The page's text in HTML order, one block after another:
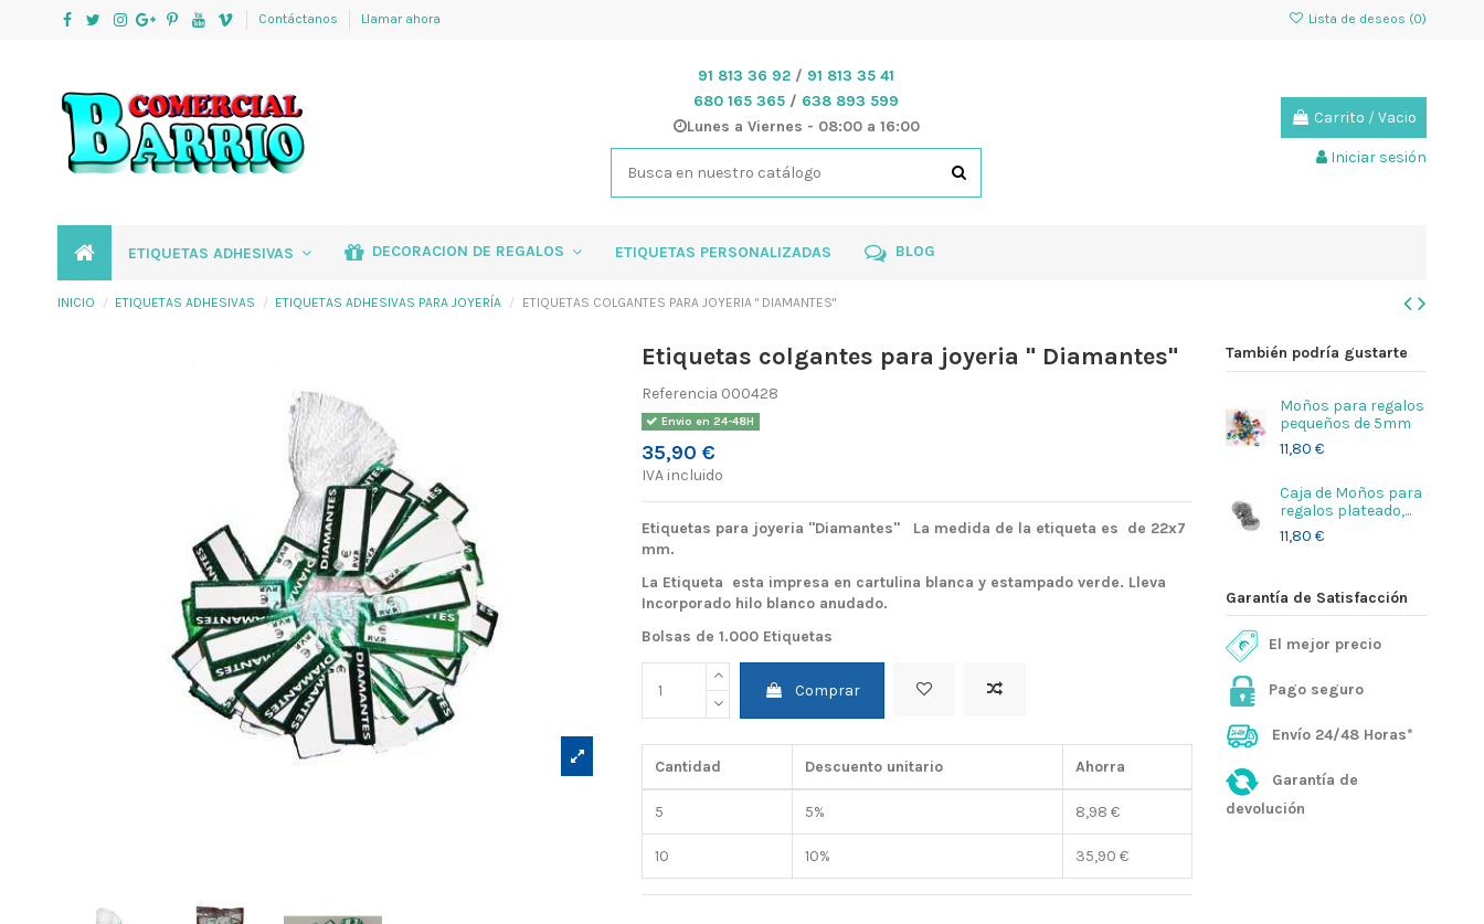
Contáctanos Llamar ahora Lista de deseos (0)
91 813 36 92 / 91 813 35 41
680 165 365 / 638 893 599
Lunes a Viernes - 08:00 a 16:00
Carrito /Vacio
Iniciar sesión
ETIQUETAS ADHESIVAS DECORACION DE REGALOS ETIQUETAS PERSONALIZADAS BLOG
INICIO ETIQUETAS ADHESIVAS ETIQUETAS ADHESIVAS PARA JOYERÍA ETIQUETAS COLGANTES PARA JOYERIA " DIAMANTES"
Etiquetas colgantes para joyeria " Diamantes"
Referencia 000428
Envio en 24-48H
35,90 €
IVA incluido
Etiquetas para joyeria "Diamantes" La medida de la etiqueta es de 22x7
mm.
La Etiqueta esta impresa en cartulina blanca y estampado verde. Lleva
Incorporado hilo blanco anudado.
Bolsas de 1.000 Etiquetas
Comprar
Cantidad Descuento unitario Ahorra
5 5% 8,98 €
10 10% 35,90 €
También podría gustarte
Moños para regalos
pequeños de 5mm
11,80 €
Caja de Moños para
regalos plateado,...
11,80 €
Garantía de Satisfacción
El mejor precio
Pago seguro
Envío 24/48 Horas*
Garantía de
devolución